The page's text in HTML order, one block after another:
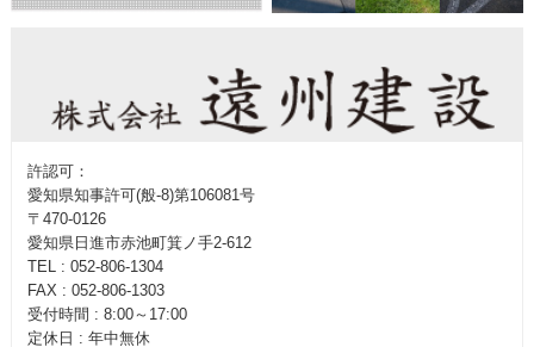
許認可：
愛知県知事許可(般-8)第106081号
〒470-0126
愛知県日進市赤池町箕ノ手2-612
TEL : 052-806-1304
FAX : 052-806-1303
受付時間 : 8:00～17:00
定休日 : 年中無休